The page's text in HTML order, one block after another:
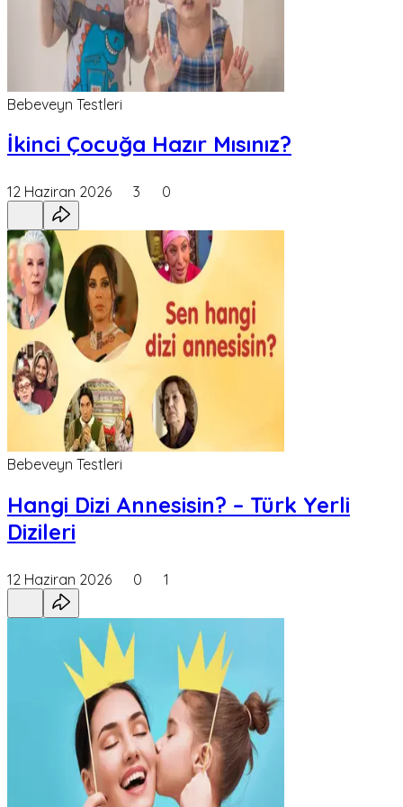
Bebeveyn Testleri
İkinci Çocuğa Hazır Mısınız?
12 Haziran 2026 3 0
Bebeveyn Testleri
Hangi Dizi Annesisin? – Türk Yerli
Dizileri
12 Haziran 2026 0 1